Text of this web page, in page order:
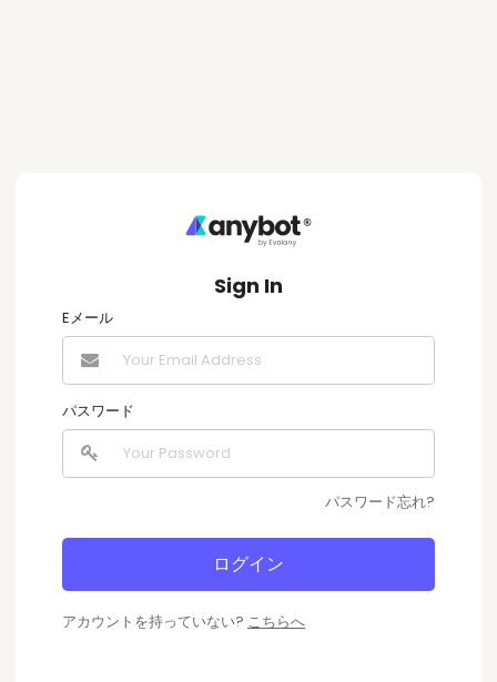
Sign In
Eメール
パスワード
パスワード忘れ?
ログイン
アカウントを持っていない? こちらへ